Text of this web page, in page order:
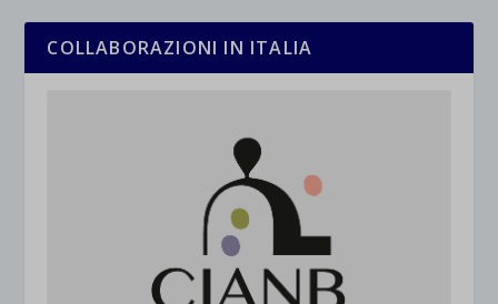
COLLABORAZIONI IN ITALIA